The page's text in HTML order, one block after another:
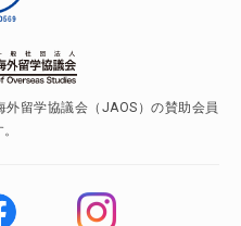
外留学協議会（JAOS）の賛助会員